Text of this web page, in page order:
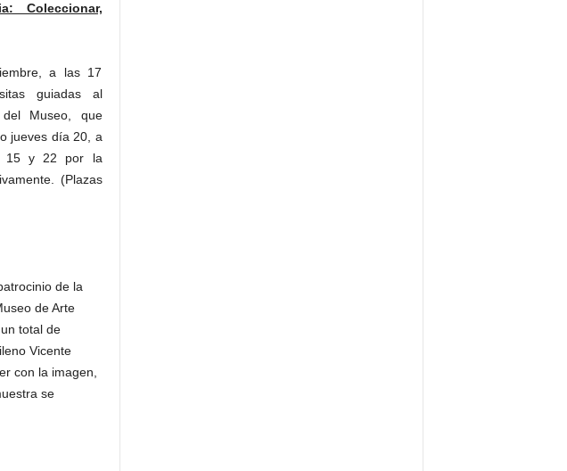
Coleccionar,
a las 17
guiadas al
Museo, que
jueves día 20, a
15 y 22 por la
(Plazas
de la
de Arte
total de
Vicente
con la imagen,
se